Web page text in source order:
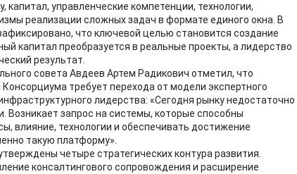
управленческие компетенции, технологии,
реализации сложных задач в формате единого окна. В
что ключевой целью становится создание
капитал преобразуется в реальные проекты, а лидерство
результат.
совета Авдеев Артем Радикович отметил, что
требует перехода от модели экспертного
лидерства: «Сегодня рынку недостаточно
Возникает запрос на системы, которые способны
влияние, технологии и обеспечивать достижение
такую платформу».
четыре стратегических контура развития.
консалтингового сопровождения и расширение